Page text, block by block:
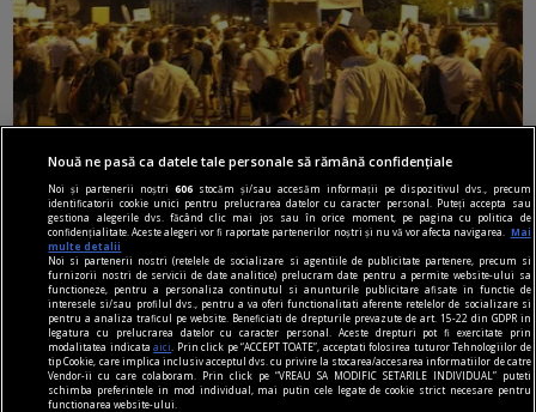
viața de capital
Cînd economia de piață s-a pierdut printre
proteste
Întrebarea este: pînă unde vor merge încălcările
principiilor economiei de piață și cele privind
funcționarea Uniunii Europene?
Constantin RUDNIŢCHI
Nouă ne pasă ca datele tale personale să rămână confidențiale
Noi și partenerii noștri606 stocăm și/sau accesăm informații pe dispozitivul dvs., precum
identificatorii cookie unici pentru prelucrarea datelor cu caracter personal. Puteți accepta sau
gestiona alegerile dvs. făcând clic mai jos sau în orice moment, pe pagina cu politica de
confidențialitate. Aceste alegeri vor fi raportate partenerilor noștri și nu vă vor afecta navigarea.
Mai
multe detalii
Noi si partenerii nostri (retelele de socializare si agentiile de publicitate partenere, precum si
furnizorii nostri de servicii de date analitice) prelucram date pentru a permite website-ului sa
functioneze, pentru a personaliza continutul si anunturile publicitare afisate in functie de
interesele si/sau profilul dvs., pentru a va oferi functionalitati aferente retelelor de socializare si
pentru a analiza traficul pe website. Beneficiati de drepturile prevazute de art. 15-22 din GDPR in
legatura cu prelucrarea datelor cu caracter personal. Aceste drepturi pot fi exercitate prin
modalitatea indicataaici
. Prin click pe “ACCEPT TOATE”, acceptati folosirea tuturor Tehnologiilor de
tip Cookie, care implica inclusiv acceptul dvs. cu privire la stocarea/accesarea informatiilor de catre
Vendor-ii cu care colaboram. Prin click pe “VREAU SA MODIFIC SETARILE INDIVIDUAL” puteti
schimba preferintele in mod individual, mai putin cele legate de cookie strict necesare pentru
functionarea website-ului.